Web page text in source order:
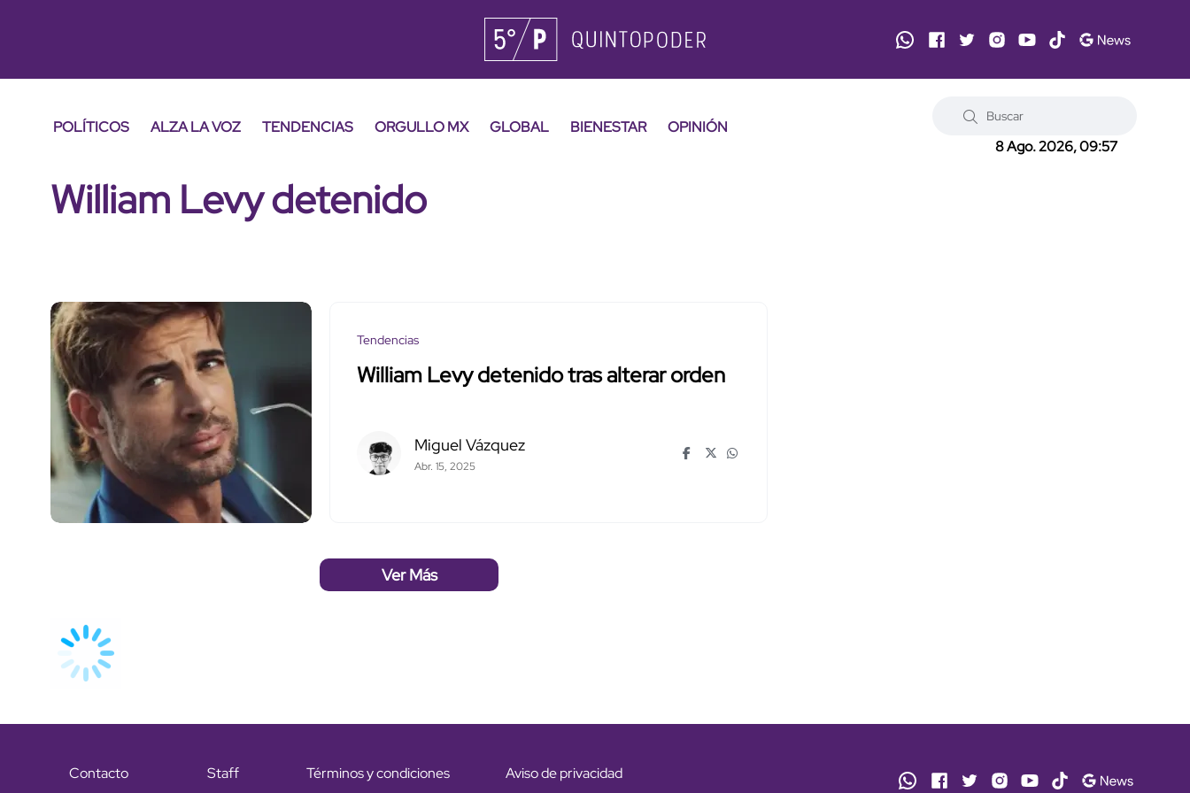
POLÍTICOS ALZA LA VOZ TENDENCIAS ORGULLO MX GLOBAL BIENESTAR
OPINIÓN
8 Ago. 2026, 09:57
William Levy detenido
Tendencias
William Levy detenido tras alterar orden
Miguel Vázquez
Abr. 15, 2025
Ver Más
Contacto Staff Términos y condiciones Aviso de privacidad